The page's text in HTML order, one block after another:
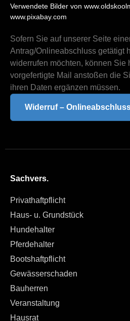
Verwendete Bilder von
www.pixabay.com
Sofern Sie auf unserer Seite
Antrag/Onlineabschluss getätigt
widerrufen möchten, können Sie
vorgefertigte Mail anstoßen die
ihren Daten ergänzen müssen.
Widerruf –
Sachvers.
Privathaftpflicht
Haus- u. Grundstück
Hundehalter
Pferdehalter
Bootshaftpflicht
Gewässerschaden
Bauherren
Veranstaltung
Hausrat